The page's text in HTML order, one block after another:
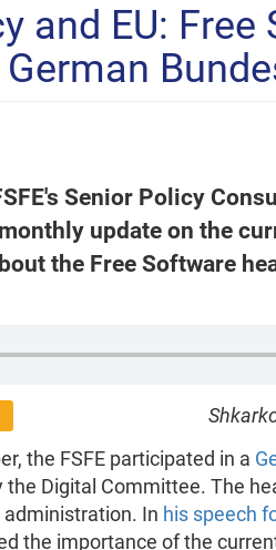
and EU: Free
Senior Policy
update on the
the Free Software
the FSFE participated in a
the Digital Committee. The
In his speech
the importance of the